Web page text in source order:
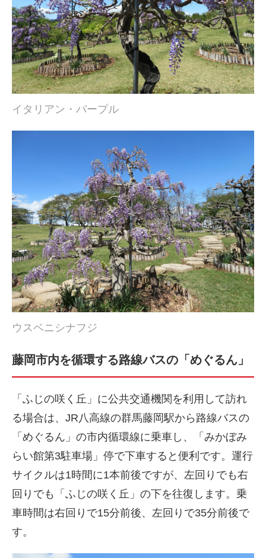
イタリアン・パープル
ウスベニシナフジ
藤岡市内を循環する路線バスの「めぐるん」
「ふじの咲く丘」に公共交通機関を利用して訪れ
る場合は、JR八高線の群馬藤岡駅から路線バスの
「めぐるん」の市内循環線に乗車し、「みかぼみ
らい館第3駐車場」停で下車すると便利です。運行
サイクルは1時間に1本前後ですが、左回りでも右
回りでも「ふじの咲く丘」の下を往復します。乗
車時間は右回りで15分前後、左回りで35分前後で
す。